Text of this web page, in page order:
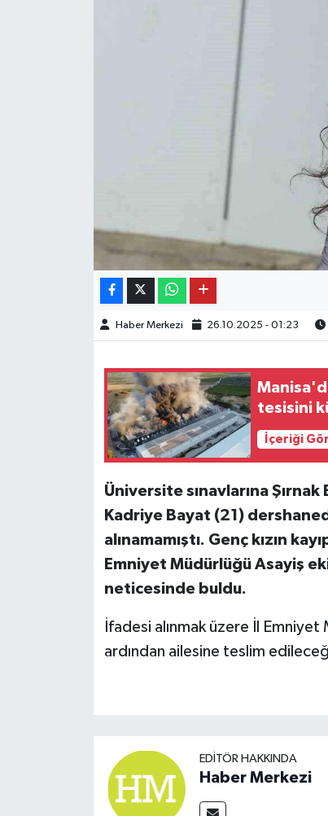
Haber Merkezi 26.10.2025 - 01:23
tesisini
İçeriği
Üniversite sınavlarına
Kadriye Bayat (21)
alınamamıştı. Genç kızın
Emniyet Müdürlüğü Asayiş
neticesinde buldu.
İfadesi alınmak üzere İl
ardından ailesine teslim
EDITÖR HAKKINDA
Haber Merkezi